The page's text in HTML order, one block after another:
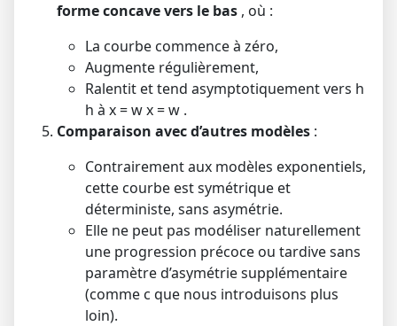
forme concave vers le bas , où :
La courbe commence à zéro,
Augmente régulièrement,
Ralentit et tend asymptotiquement vers h
h à x = wx=w .
Comparaison avec d’autres modèles :
Contrairement aux modèles exponentiels,
cette courbe est symétrique et
déterministe, sans asymétrie.
Elle ne peut pas modéliser naturellement
une progression précoce ou tardive sans
paramètre d’asymétrie supplémentaire
(comme c que nous introduisons plus
loin).